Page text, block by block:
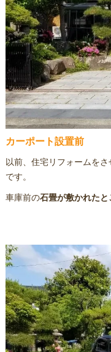
カーポート設置前
以前、住宅リフォームを
です。
車庫前の石畳が敷かれた